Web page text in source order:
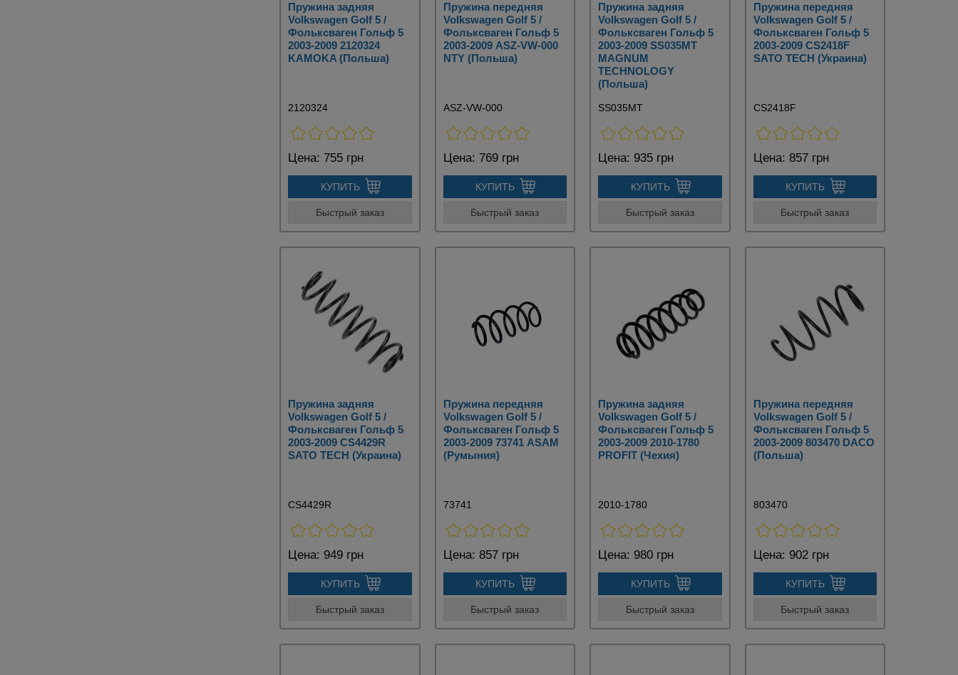
Пружина задняя
Volkswagen Golf 5 /
Фольксваген Гольф 5
2003-2009 2120324
KAMOKA (Польша)
2120324
Цена: 755 грн
КУПИТЬ
Быстрый заказ
Пружина передняя
Volkswagen Golf 5 /
Фольксваген Гольф 5
2003-2009 ASZ-VW-000
NTY (Польша)
ASZ-VW-000
Цена: 769 грн
КУПИТЬ
Быстрый заказ
Пружина задняя
Volkswagen Golf 5 /
Фольксваген Гольф 5
2003-2009 SS035MT
MAGNUM
TECHNOLOGY
(Польша)
SS035MT
Цена: 935 грн
КУПИТЬ
Быстрый заказ
Пружина передняя
Volkswagen Golf 5 /
Фольксваген Гольф 5
2003-2009 CS2418F
SATO TECH (Украина)
CS2418F
Цена: 857 грн
КУПИТЬ
Быстрый заказ
Пружина задняя
Volkswagen Golf 5 /
Фольксваген Гольф 5
2003-2009 CS4429R
SATO TECH (Украина)
CS4429R
Цена: 949 грн
КУПИТЬ
Быстрый заказ
Пружина передняя
Volkswagen Golf 5 /
Фольксваген Гольф 5
2003-2009 73741 ASAM
(Румыния)
73741
Цена: 857 грн
КУПИТЬ
Быстрый заказ
Пружина задняя
Volkswagen Golf 5 /
Фольксваген Гольф 5
2003-2009 2010-1780
PROFIT (Чехия)
2010-1780
Цена: 980 грн
КУПИТЬ
Быстрый заказ
Пружина передняя
Volkswagen Golf 5 /
Фольксваген Гольф 5
2003-2009 803470 DACO
(Польша)
803470
Цена: 902 грн
КУПИТЬ
Быстрый заказ